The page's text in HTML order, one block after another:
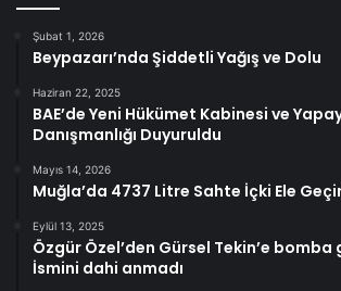
Şubat 1, 2026
Beypazarı’nda Şiddetli Yağış ve Dolu
Haziran 22, 2025
BAE’de Yeni Hükümet Kabinesi ve
Danışmanlığı Duyuruldu
Mayıs 14, 2026
Muğla’da 4737 Litre Sahte İçki Ele
Eylül 13, 2025
Özgür Özel’den Gürsel Tekin’e
İsmini dahi anmadı